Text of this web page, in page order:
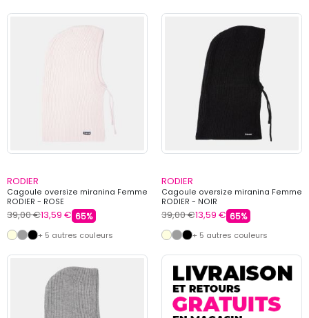
RODIER
Cagoule oversize miranina Femme
RODIER - ROSE
39,00 €13,59 € 65%
+ 5 autres couleurs
RODIER
Cagoule oversize miranina Femme
RODIER - NOIR
39,00 €13,59 € 65%
+ 5 autres couleurs